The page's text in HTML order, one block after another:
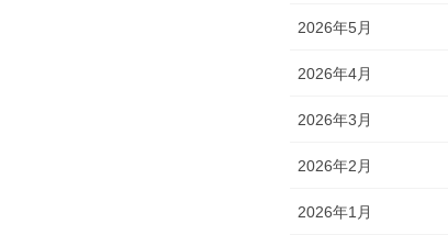
2026年5月
2026年4月
2026年3月
2026年2月
2026年1月